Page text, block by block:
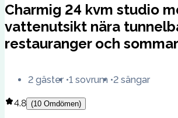
Charmig 24 kvm studio
vattenutsikt nära
restauranger och
2 gäster 1 sovrum 2 sängar
4.8 (10 Omdömen)